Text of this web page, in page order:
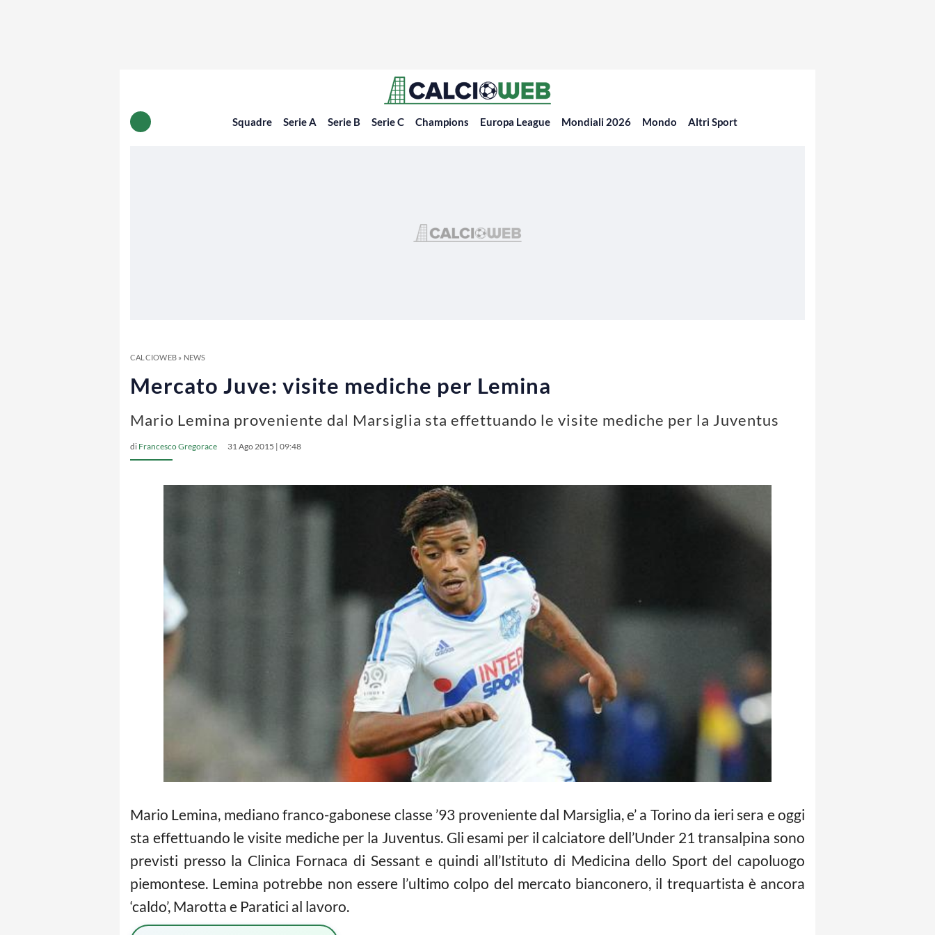
Squadre Serie A Serie B Serie C Champions Europa League Mondiali 2026 Mondo Altri Sport
CALCIOWEB» NEWS
Mercato Juve: visite mediche per Lemina
Mario Lemina proveniente dal Marsiglia sta effettuando le visite mediche per la Juventus
di Francesco Gregorace 31 Ago 2015 | 09:48
Mario Lemina, mediano franco-gabonese classe ’93 proveniente dal Marsiglia, e’ a Torino da ieri sera e oggi
sta effettuando le visite mediche per la Juventus. Gli esami per il calciatore dell’Under 21 transalpina sono
previsti presso la Clinica Fornaca di Sessant e quindi all’Istituto di Medicina dello Sport del capoluogo
piemontese. Lemina potrebbe non essere l’ultimo colpo del mercato bianconero, il trequartista è ancora
‘caldo’, Marotta e Paratici al lavoro.